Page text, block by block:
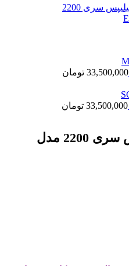
33,500,000 تومان
33,500,000 تومان
قهوه ساز اتومات فیلیپس سری 2200 مدل